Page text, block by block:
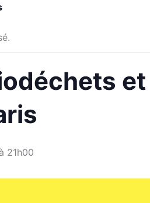
à 21h00